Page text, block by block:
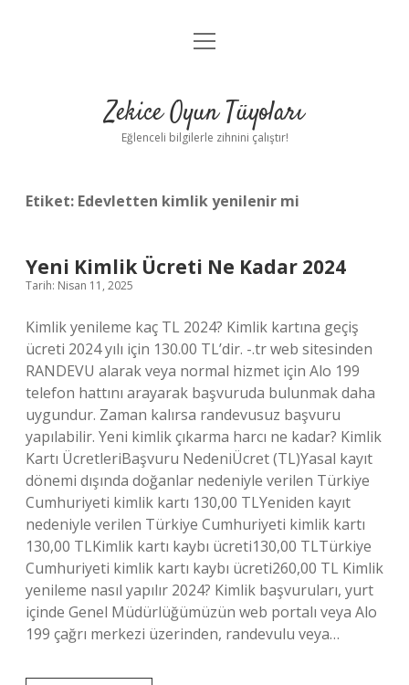
Anasayfa
Yasal Uyarı
menüyü
Zekice Oyun Tüyoları
Eğlenceli bilgilerle zihnini çalıştır!
Etiket: Edevletten kimlik yenilenir mi
Yeni Kimlik Ücreti Ne Kadar 2024
Tarih: Nisan 11, 2025
Kimlik yenileme kaç TL 2024? Kimlik kartına geçiş
ücreti 2024 yılı için 130.00 TL’dir. -.tr web sitesinden
RANDEVU alarak veya normal hizmet için Alo 199
telefon hattını arayarak başvuruda bulunmak daha
uygundur. Zaman kalırsa randevusuz başvuru
yapılabilir. Yeni kimlik çıkarma harcı ne kadar? Kimlik
Kartı ÜcretleriBaşvuru NedeniÜcret (TL)Yasal kayıt
dönemi dışında doğanlar nedeniyle verilen Türkiye
Cumhuriyeti kimlik kartı 130,00 TLYeniden kayıt
nedeniyle verilen Türkiye Cumhuriyeti kimlik kartı
130,00 TLKimlik kartı kaybı ücreti130,00 TLTürkiye
Cumhuriyeti kimlik kartı kaybı ücreti260,00 TL Kimlik
yenileme nasıl yapılır 2024? Kimlik başvuruları, yurt
içinde Genel Müdürlüğümüzün web portalı veya Alo
199 çağrı merkezi üzerinden, randevulu veya…